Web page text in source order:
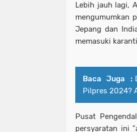
Lebih jauh lagi,
mengumumkan
Jepang dan
memasuki
Baca Juga :
Pilpres 2024?
Pusat
persyaratan ini